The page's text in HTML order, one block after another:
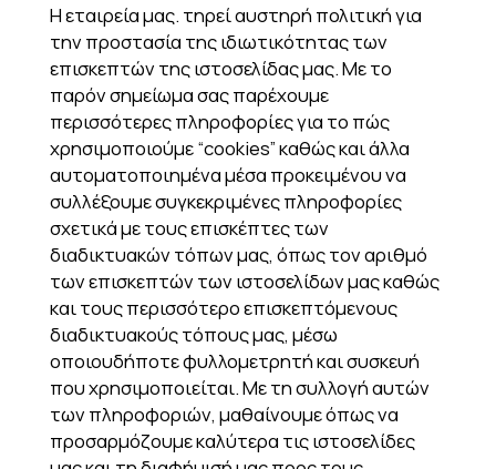
Η εταιρεία μας. τηρεί αυστηρή πολιτική για
την προστασία της ιδιωτικότητας των
επισκεπτών της ιστοσελίδας μας. Με το
παρόν σημείωμα σας παρέχουμε
περισσότερες πληροφορίες για το πώς
χρησιμοποιούμε “cookies” καθώς και άλλα
αυτοματοποιημένα μέσα προκειμένου να
συλλέξουμε συγκεκριμένες πληροφορίες
σχετικά με τους επισκέπτες των
διαδικτυακών τόπων μας, όπως τον αριθμό
των επισκεπτών των ιστοσελίδων μας καθώς
και τους περισσότερο επισκεπτόμενους
διαδικτυακούς τόπους μας, μέσω
οποιουδήποτε φυλλομετρητή και συσκευή
που χρησιμοποιείται. Με τη συλλογή αυτών
των πληροφοριών, μαθαίνουμε όπως να
προσαρμόζουμε καλύτερα τις ιστοσελίδες